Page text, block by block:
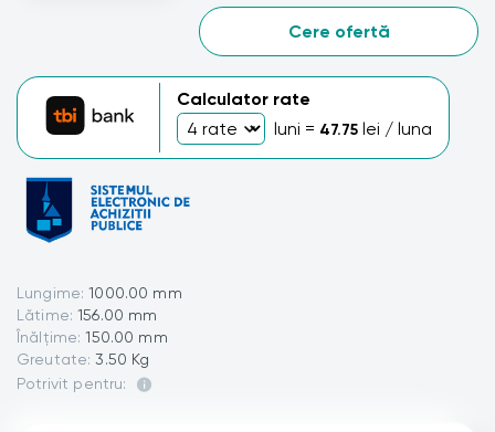
Cere ofertă
Calculator rate
luni = 47.75 lei / luna
Lungime: 1000.00 mm
Lătime: 156.00 mm
Înălțime: 150.00 mm
Greutate: 3.50 Kg
Potrivit pentru: